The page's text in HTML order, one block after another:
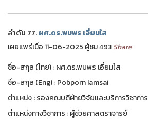
ลำดับ 77.ผศ.ดร.พบพร เอี่ยมใส
เผยแพร่เมื่อ 11-06-2025 ผู้ชม 493Share
ชื่อ-สกุล (ไทย) : ผศ.ดร.พบพร เอี่ยมใส
ชื่อ-สกุล (Eng) : Pobporn Iamsai
ตำแหน่ง : รองคณบดีฝ่ายวิจัยและบริการวิชาการ
ตำแหน่งทางวิชาการ : ผู้ช่วยศาสตราจารย์